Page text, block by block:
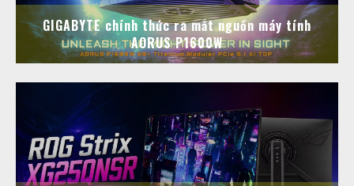
GIGABYTE chính thức ra mắt nguồn máy tính
AORUS P1600W